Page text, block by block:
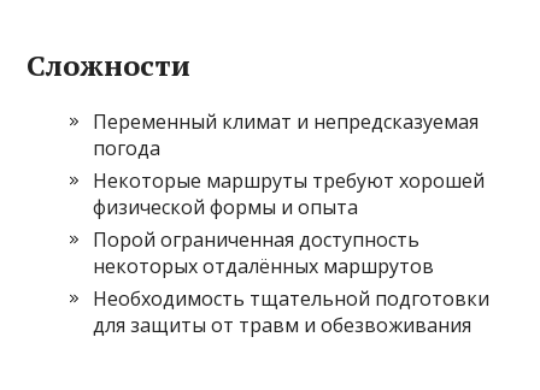
Сложности
Переменный климат и непредсказуемая
погода
Некоторые маршруты требуют хорошей
физической формы и опыта
Порой ограниченная доступность
некоторых отдалённых маршрутов
Необходимость тщательной подготовки
для защиты от травм и обезвоживания